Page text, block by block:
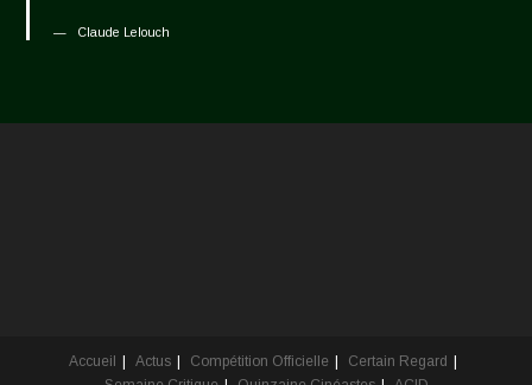
Claude Lelouch
Accueil Actus Compétition Officielle
Certain Regard